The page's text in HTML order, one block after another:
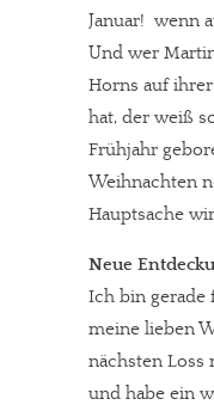
Januar! 
Und wer
Horns auf ihrer
hat, der weiß
Frühjahr
Weihnachten
Hauptsache
Neue
Ich bin gerade
meine lieben
nächsten Loss
und habe ein